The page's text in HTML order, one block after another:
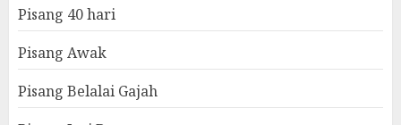
Pisang 40 hari
Pisang Awak
Pisang Belalai Gajah